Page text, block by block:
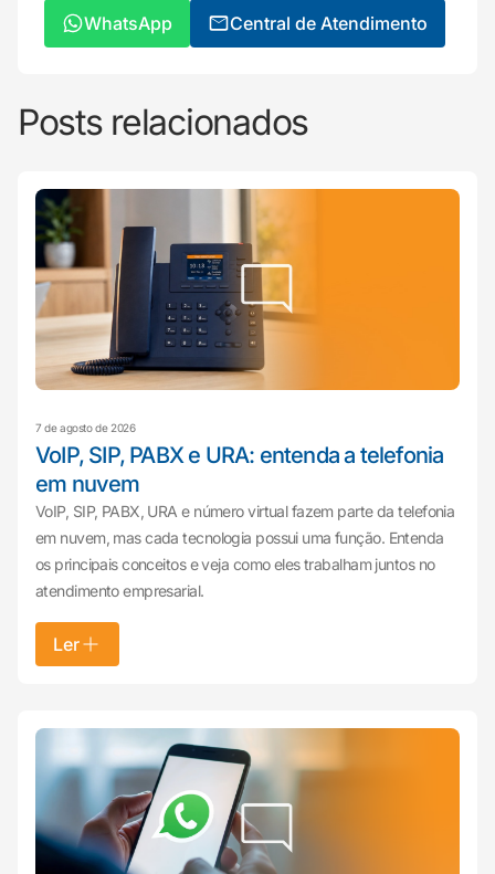
WhatsApp Central de Atendimento
Posts relacionados
7 de agosto de 2026
VoIP, SIP, PABX e URA: entenda a telefonia
em nuvem
VoIP, SIP, PABX, URA e número virtual fazem parte da telefonia
em nuvem, mas cada tecnologia possui uma função. Entenda
os principais conceitos e veja como eles trabalham juntos no
atendimento empresarial.
Ler